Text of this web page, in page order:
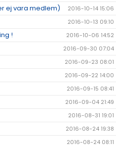
ej vara medlem) 2016-10-14 15:06
2016-10-13 09:10
! 2016-10-06 14:52
2016-09-30 07:04
2016-09-23 08:01
2016-09-22 14:00
2016-09-15 08:41
2016-09-04 21:49
2016-08-31 19:01
2016-08-24 19:38
2016-08-24 08:11